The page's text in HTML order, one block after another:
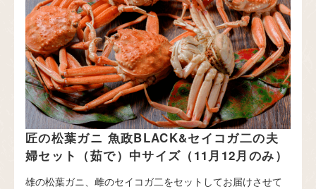
匠の松葉ガニ 魚政BLACK&セイコガ二の夫
婦セット（茹で）中サイズ（11月12月のみ）
雄の松葉ガニ、雌のセイコガ二をセットしてお届けさせて